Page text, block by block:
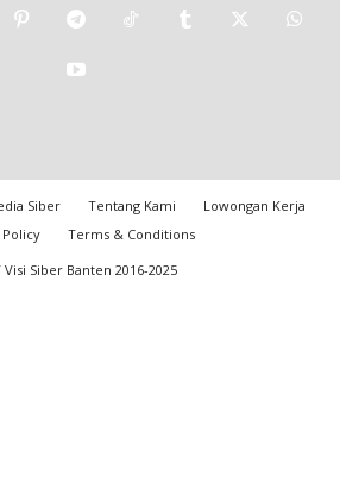
Siber Tentang Kami
Lowongan Kerja
Terms & Conditions
Siber Banten 2016-2025